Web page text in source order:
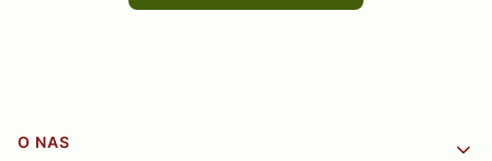
Linki w stopce
O NAS